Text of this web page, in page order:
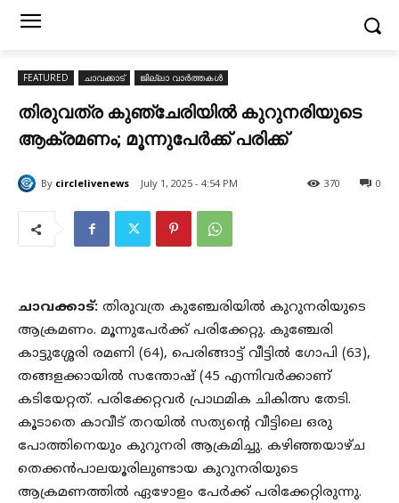
FEATURED ചാവക്കാട് ജില്ലാ വാർത്തകൾ
തിരുവത്ര കുഞ്ചേരിയിൽ കുറുനരിയുടെ
ആക്രമണം; മൂന്നുപേർക്ക് പരിക്ക്
By circlelivenews July 1, 2025 - 4:54 PM 0
370
ചാവക്കാട്: തിരുവത്ര കുഞ്ചേരിയിൽ കുറുനരിയുടെ
ആക്രമണം. മൂന്നുപേർക്ക് പരിക്കേറ്റു. കുഞ്ചേരി
കാട്ടുശ്ശേരി രമണി (64), പെരിങ്ങാട്ട് വീട്ടിൽ ഗോപി (63),
തങ്ങളക്കായിൽ സന്തോഷ് (45 എന്നിവർക്കാണ്
കടിയേറ്റത്. പരിക്കേറ്റവർ പ്രാഥമിക ചികിത്സ തേടി.
കൂടാതെ കാവീട് തറയിൽ സത്യന്റെ വീട്ടിലെ ഒരു
പോത്തിനെയും കുറുനരി ആക്രമിച്ചു. കഴിഞ്ഞയാഴ്ച
തെക്കൻപാലയൂരിലുണ്ടായ കുറുനരിയുടെ
ആക്രമണത്തിൽ ഏഴോളം പേർക്ക് പരിക്കേറ്റിരുന്നു.